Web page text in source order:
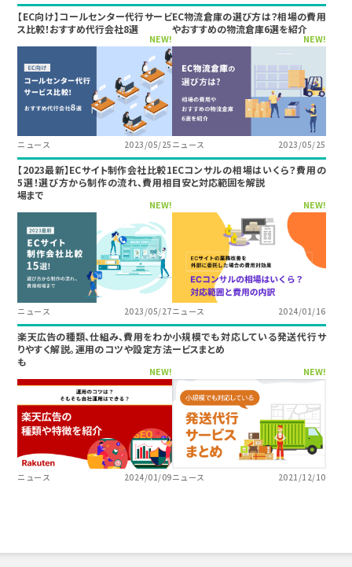
【EC向け】コールセンター代行サービ
ス比較！おすすめ代行会社8選
NEW!
ニュース 2023/05/25
EC物流倉庫の選び方は？相場の費用
やおすすめの物流倉庫6選を紹介
NEW!
ニュース 2023/05/25
【2023最新】ECサイト制作会社比較1
5選！選び方から制作の流れ、費用相
場まで
NEW!
ニュース 2023/05/27
ECコンサルの相場はいくら？費用の
目安と対応範囲を解説
NEW!
ニュース 2024/01/16
楽天広告の種類、仕組み、費用をわか
りやすく解説。運用のコツや設定方法
も
NEW!
ニュース 2024/01/09
小規模でも対応している発送代行サ
ービスまとめ
NEW!
ニュース 2021/12/10